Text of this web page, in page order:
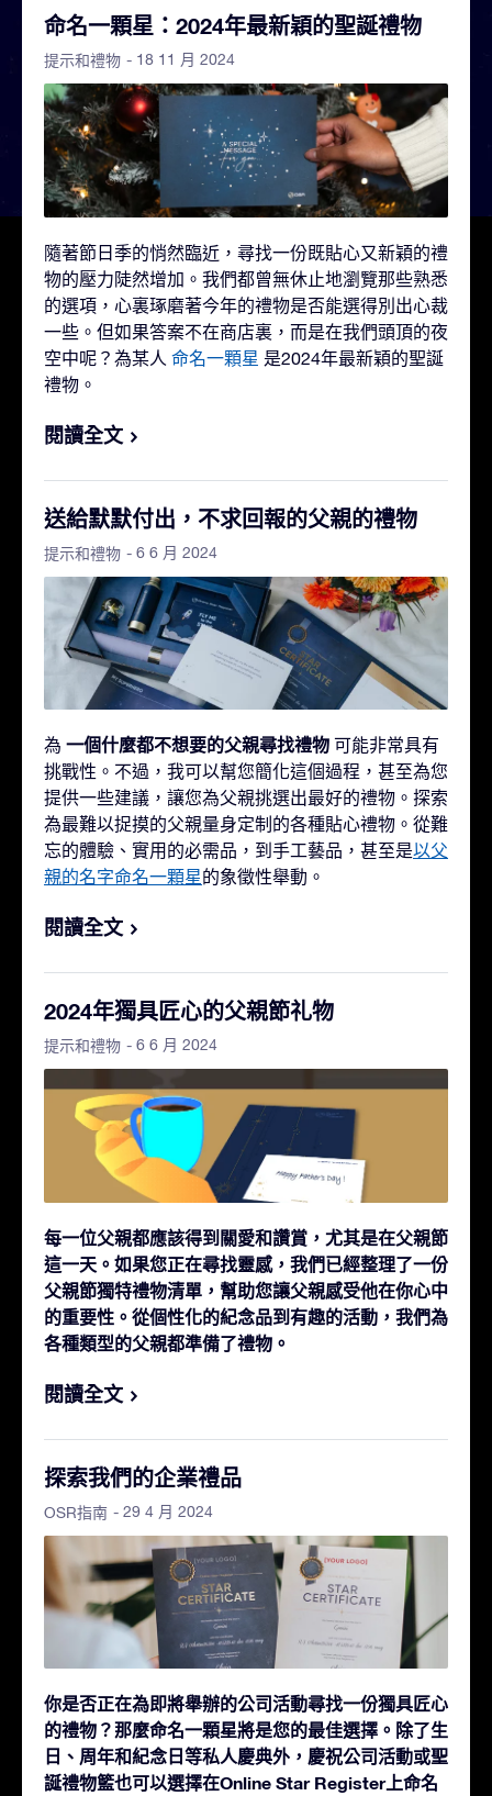
命名一顆星：2024年最新穎的聖誕禮物
提示和禮物 - 18 11 月 2024
隨著節日季的悄然臨近，尋找一份既貼心又新穎的禮
物的壓力陡然增加。我們都曾無休止地瀏覽那些熟悉
的選項，心裏琢磨著今年的禮物是否能選得別出心裁
一些。但如果答案不在商店裏，而是在我們頭頂的夜
空中呢？為某人 命名一顆星 是2024年最新穎的聖誕
禮物。
閱讀全文
送給默默付出，不求回報的父親的禮物
提示和禮物 - 6 6 月 2024
為 一個什麼都不想要的父親尋找禮物 可能非常具有
挑戰性。不過，我可以幫您簡化這個過程，甚至為您
提供一些建議，讓您為父親挑選出最好的禮物。探索
為最難以捉摸的父親量身定制的各種貼心禮物。從難
忘的體驗、實用的必需品，到手工藝品，甚至是以父
親的名字命名一顆星的象徵性舉動。
閱讀全文
2024年獨具匠心的父親節礼物
提示和禮物 - 6 6 月 2024
每一位父親都應該得到關愛和讚賞，尤其是在父親節
這一天。如果您正在尋找靈感，我們已經整理了一份
父親節獨特禮物清單，幫助您讓父親感受他在你心中
的重要性。從個性化的紀念品到有趣的活動，我們為
各種類型的父親都準備了禮物。
閱讀全文
探索我們的企業禮品
OSR指南 - 29 4 月 2024
你是否正在為即將舉辦的公司活動尋找一份獨具匠心
的禮物？那麼命名一顆星將是您的最佳選擇。除了生
日、周年和紀念日等私人慶典外，慶祝公司活動或聖
誕禮物籃也可以選擇在Online Star Register上命名